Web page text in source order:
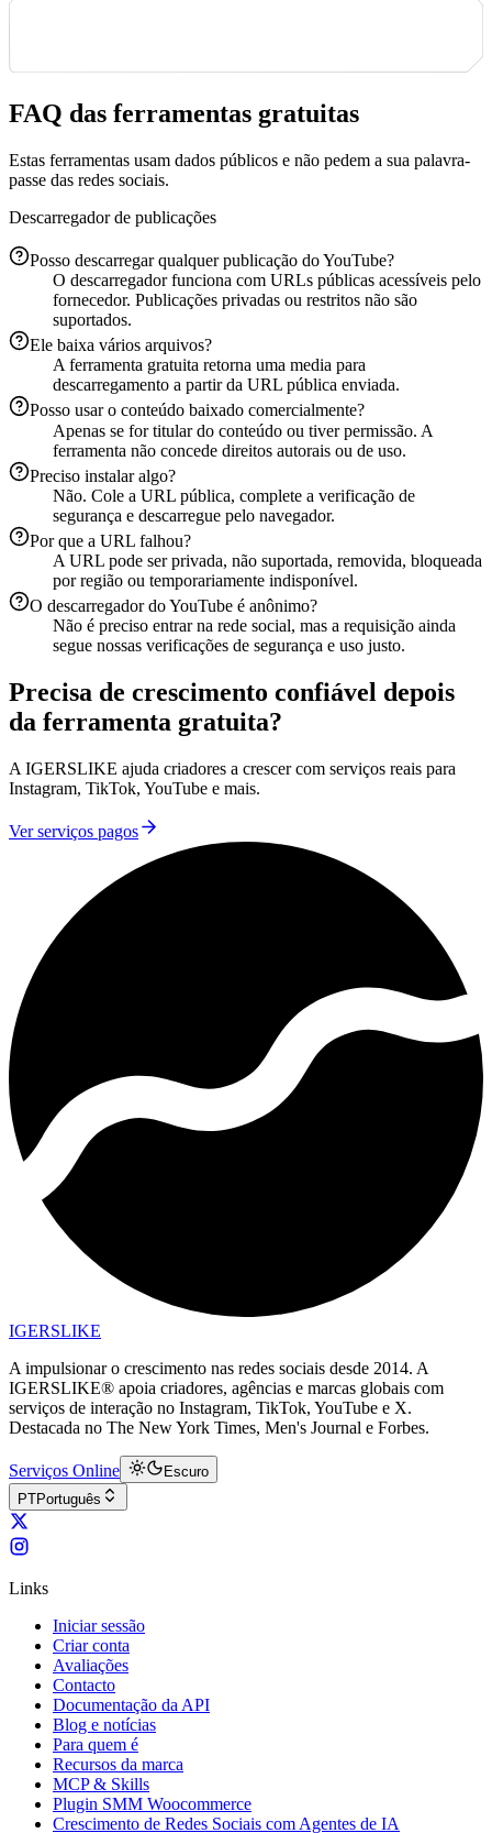
FAQ das ferramentas gratuitas
Estas ferramentas usam dados públicos e não pedem a sua palavra-
passe das redes sociais.
Descarregador de publicações
Posso descarregar qualquer publicação do YouTube?
O descarregador funciona com URLs públicas acessíveis pelo
fornecedor. Publicações privadas ou restritos não são
suportados.
Ele baixa vários arquivos?
A ferramenta gratuita retorna uma media para
descarregamento a partir da URL pública enviada.
Posso usar o conteúdo baixado comercialmente?
Apenas se for titular do conteúdo ou tiver permissão. A
ferramenta não concede direitos autorais ou de uso.
Preciso instalar algo?
Não. Cole a URL pública, complete a verificação de
segurança e descarregue pelo navegador.
Por que a URL falhou?
A URL pode ser privada, não suportada, removida, bloqueada
por região ou temporariamente indisponível.
O descarregador do YouTube é anônimo?
Não é preciso entrar na rede social, mas a requisição ainda
segue nossas verificações de segurança e uso justo.
Precisa de crescimento confiável depois
da ferramenta gratuita?
A IGERSLIKE ajuda criadores a crescer com serviços reais para
Instagram, TikTok, YouTube e mais.
Ver serviços pagos
IGERSLIKE
A impulsionar o crescimento nas redes sociais desde 2014. A
IGERSLIKE® apoia criadores, agências e marcas globais com
serviços de interação no Instagram, TikTok, YouTube e X.
Destacada no The New York Times, Men's Journal e Forbes.
Serviços Online
Escuro
PTPortuguês
Links
Iniciar sessão
Criar conta
Avaliações
Contacto
Documentação da API
Blog e notícias
Para quem é
Recursos da marca
MCP & Skills
Plugin SMM Woocommerce
Crescimento de Redes Sociais com Agentes de IA